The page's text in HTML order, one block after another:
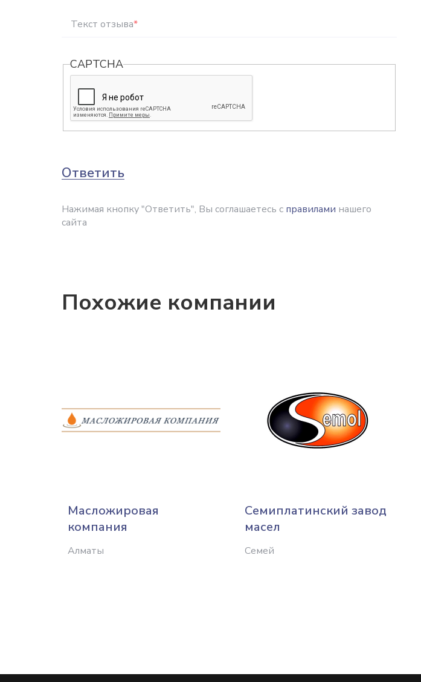
Текст отзыва*
CAPTCHA
Ответить
Нажимая кнопку "Ответить", Вы соглашаетесь с правилами нашего
сайта
Похожие компании
Масложировая
компания
Алматы
Семиплатинский завод
масел
Семей